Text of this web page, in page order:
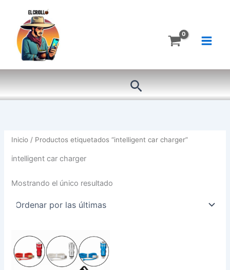
contenido
Buscar
Inicio / Productos etiquetados “intelligent car charger”
intelligent car charger
Mostrando el único resultado
CARGADOR
PARA
AUTO
12